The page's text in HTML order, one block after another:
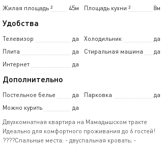
Жилая площадь
45м
² Площадь кухни 8м
²
Удобства
Телевизор да Холодильник
да
Плита
да Стиральная машина
да
Интернет
да
Дополнительно
Постельное белье да Парковка
да
Можно курить
да
Двухкомнатная квартира на Мамадышском тракте
Идеально для комфортного проживания до 6 гостей!
????️Спальные места: - двуспальная кровать; -